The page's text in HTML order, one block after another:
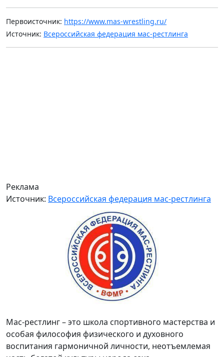
Первоисточник: https://www.mas-wrestling.ru/
Источник: Всероссийская федерация мас-рестлинга
Реклама
Источник: Всероссийская федерация мас-рестлинга
Мас-рестлинг – это школа спортивного мастерства и
особая философия физического и духовного
воспитания гармоничной личности, неотъемлемая